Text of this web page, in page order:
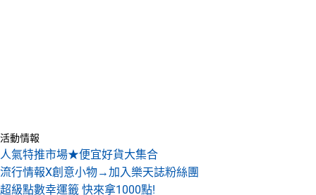
活動情報
人氣特推市場★便宜好貨大集合
流行情報X創意小物→加入樂天誌粉絲團
超級點數幸運籤 快來拿1000點!